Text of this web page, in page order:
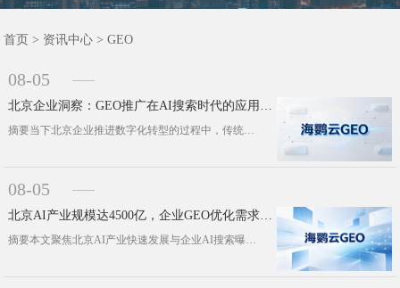
首页 > 资讯中心 >GEO
08-05
北京企业洞察：GEO推广在AI搜索时代的应用与价值
摘要当下北京企业推进数字化转型的过程中，传统搜索流量格局正在悄然改变。本文依托2026年上半年北京区域经济数据，梳理AI搜索普···
08-05
北京AI产业规模达4500亿，企业GEO优化需求进入集中释放期
摘要本文聚焦北京AI产业快速发展与企业AI搜索曝光不足的结构性矛盾展开分析。2026年上半年，北京高技术制造业增加值实现15.···